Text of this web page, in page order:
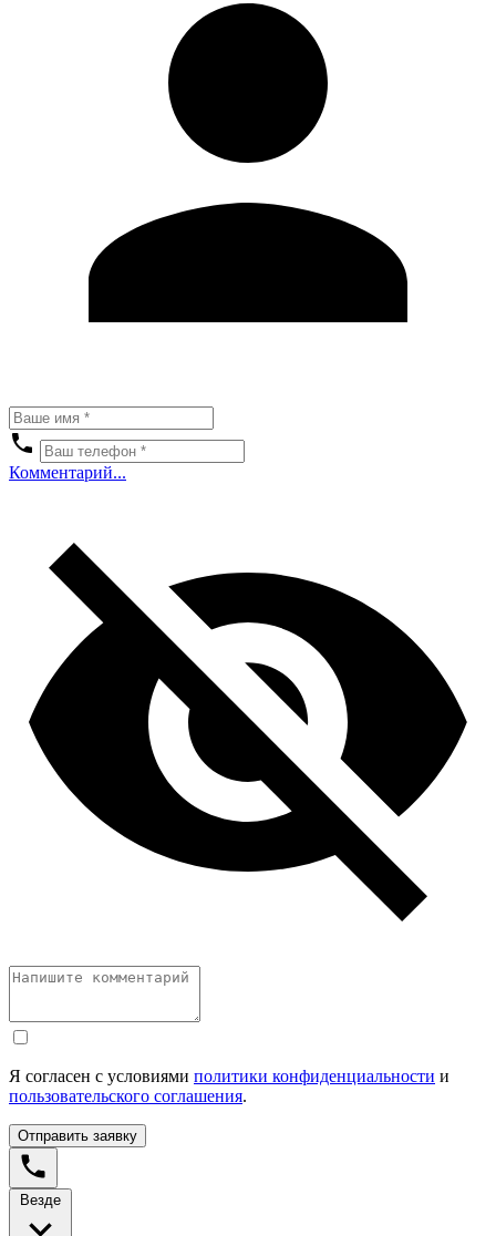
Комментарий...
Я согласен с условиями политики конфиденциальности и
пользовательского соглашения.
Отправить заявку
Везде